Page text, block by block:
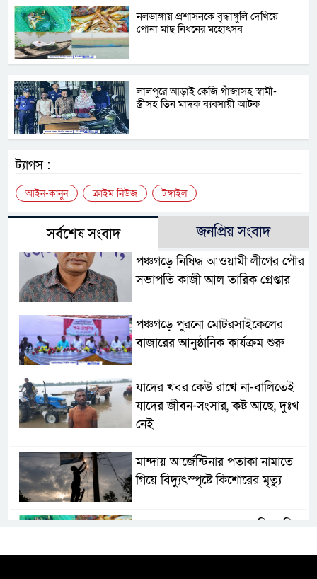
নলডাঙ্গায় প্রশাসনকে বৃদ্ধাঙ্গুলি দেখিয়ে
পোনা মাছ নিধনের মহোৎসব
লালপুরে আড়াই কেজি গাঁজাসহ স্বামী-
স্ত্রীসহ তিন মাদক ব্যবসায়ী আটক
ট্যাগস :
আইন-কানুন ক্রাইম নিউজ টঙ্গাইল
সর্বশেষ সংবাদ জনপ্রিয় সংবাদ
পঞ্চগড়ে নিষিদ্ধ আওয়ামী লীগের পৌর
সভাপতি কাজী আল তারিক গ্রেপ্তার
পঞ্চগড়ে পুরনো মোটরসাইকেলের
বাজারের আনুষ্ঠানিক কার্যক্রম শুরু
যাদের খবর কেউ রাখে না-বালিতেই
যাদের জীবন-সংসার, কষ্ট আছে, দুঃখ
নেই
মান্দায় আর্জেন্টিনার পতাকা নামাতে
গিয়ে বিদ্যুৎস্পৃষ্টে কিশোরের মৃত্যু
নলডাঙ্গায় প্রশাসনকে বৃদ্ধাঙ্গুলি দেখিয়ে